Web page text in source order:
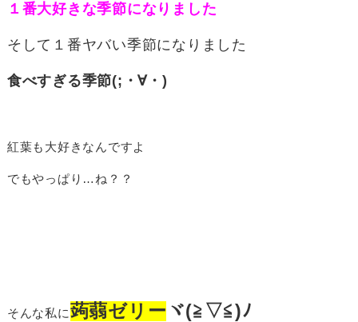
１番大好きな季節になりました
そして１番ヤバい季節になりました
食べすぎる季節(;・∀・)
紅葉も大好きなんですよ
でもやっぱり…ね？？
そんな私に蒟蒻ゼリー ヾ(≧▽≦)ﾉ